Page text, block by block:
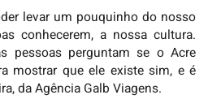
levar um pouquinho do nosso
conhecerem, a nossa cultura.
pessoas perguntam se o Acre
mostrar que ele existe sim, e é
da Agência Galb Viagens.